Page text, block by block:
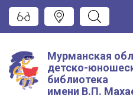
Мурманская
детско-
библиотека
имени В.П.